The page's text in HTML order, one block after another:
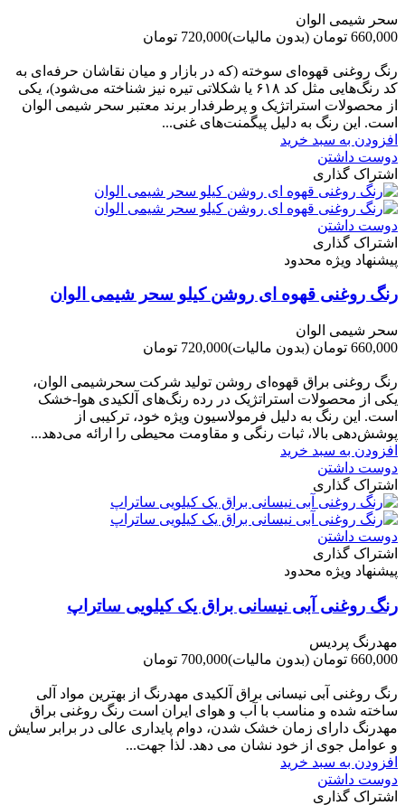
سحر شیمی الوان
660,000 تومان
(بدون مالیات)720,000 تومان
رنگ روغنی قهوه‌ای سوخته (که در بازار و میان نقاشان حرفه‌ای به
کد رنگ‌هایی مثل کد ۶۱۸ یا شکلاتی تیره نیز شناخته می‌شود)، یکی
از محصولات استراتژیک و پرطرفدار برند معتبر سحر شیمی الوان
است. این رنگ به دلیل پیگمنت‌های غنی...
افزودن به سبد خرید
دوست داشتن
اشتراک گذاری
دوست داشتن
اشتراک گذاری
پیشنهاد ویژه محدود
رنگ روغنی قهوه ای روشن کیلو سحر شیمی الوان
سحر شیمی الوان
660,000 تومان
(بدون مالیات)720,000 تومان
رنگ روغنی براق قهوه‌ای روشن تولید شرکت سحرشیمی الوان،
یکی از محصولات استراتژیک در رده رنگ‌های آلکیدی هوا-خشک
است. این رنگ به دلیل فرمولاسیون ویژه خود، ترکیبی از
پوشش‌دهی بالا، ثبات رنگی و مقاومت محیطی را ارائه می‌دهد...
افزودن به سبد خرید
دوست داشتن
اشتراک گذاری
دوست داشتن
اشتراک گذاری
پیشنهاد ویژه محدود
رنگ روغنی آبی نیسانی براق یک کیلویی ساتراپ
مهدرنگ پردیس
660,000 تومان
(بدون مالیات)700,000 تومان
رنگ روغنی آبی نیسانی براق آلکیدی مهدرنگ از بهترین مواد آلی
ساخته شده و مناسب با آب و هوای ایران است رنگ روغنی براق
مهدرنگ دارای زﻣﺎن ﺧﺸﮏ ﺷﺪن، دوام ﭘﺎﯾﺪاری عالی در ﺑﺮاﺑﺮ ﺳﺎﯾﺶ
و ﻋﻮاﻣﻞ ﺟﻮی از ﺧﻮد ﻧﺸﺎن ﻣﯽ دﻫﺪ. ﻟﺬا ﺟﻬﺖ...
افزودن به سبد خرید
دوست داشتن
اشتراک گذاری